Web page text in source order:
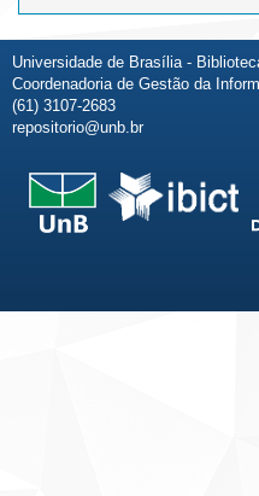
Universidade de Brasília -
Coordenadoria de Gestão da
(61) 3107-2683
repositorio@unb.br